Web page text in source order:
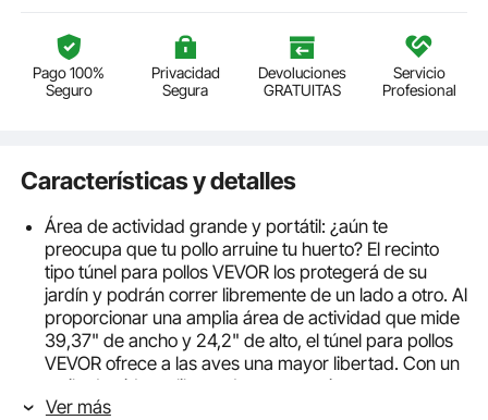
Pago 100%
Seguro
Privacidad
Segura
Devoluciones
GRATUITAS
Servicio
Profesional
Características y detalles
Área de actividad grande y portátil: ¿aún te
preocupa que tu pollo arruine tu huerto? El recinto
tipo túnel para pollos VEVOR los protegerá de su
jardín y podrán correr libremente de un lado a otro. Al
proporcionar una amplia área de actividad que mide
39,37" de ancho y 24,2" de alto, el túnel para pollos
VEVOR ofrece a las aves una mayor libertad. Con un
estilo de vida en libertad que garantiza un
crecimiento saludable, un amplio espacio les permite
Ver más